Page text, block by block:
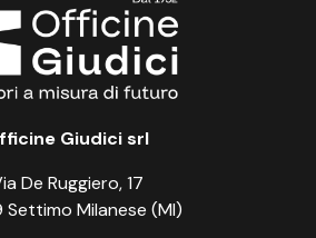
Giudici srl
De Ruggiero, 17
Settimo Milanese (MI)